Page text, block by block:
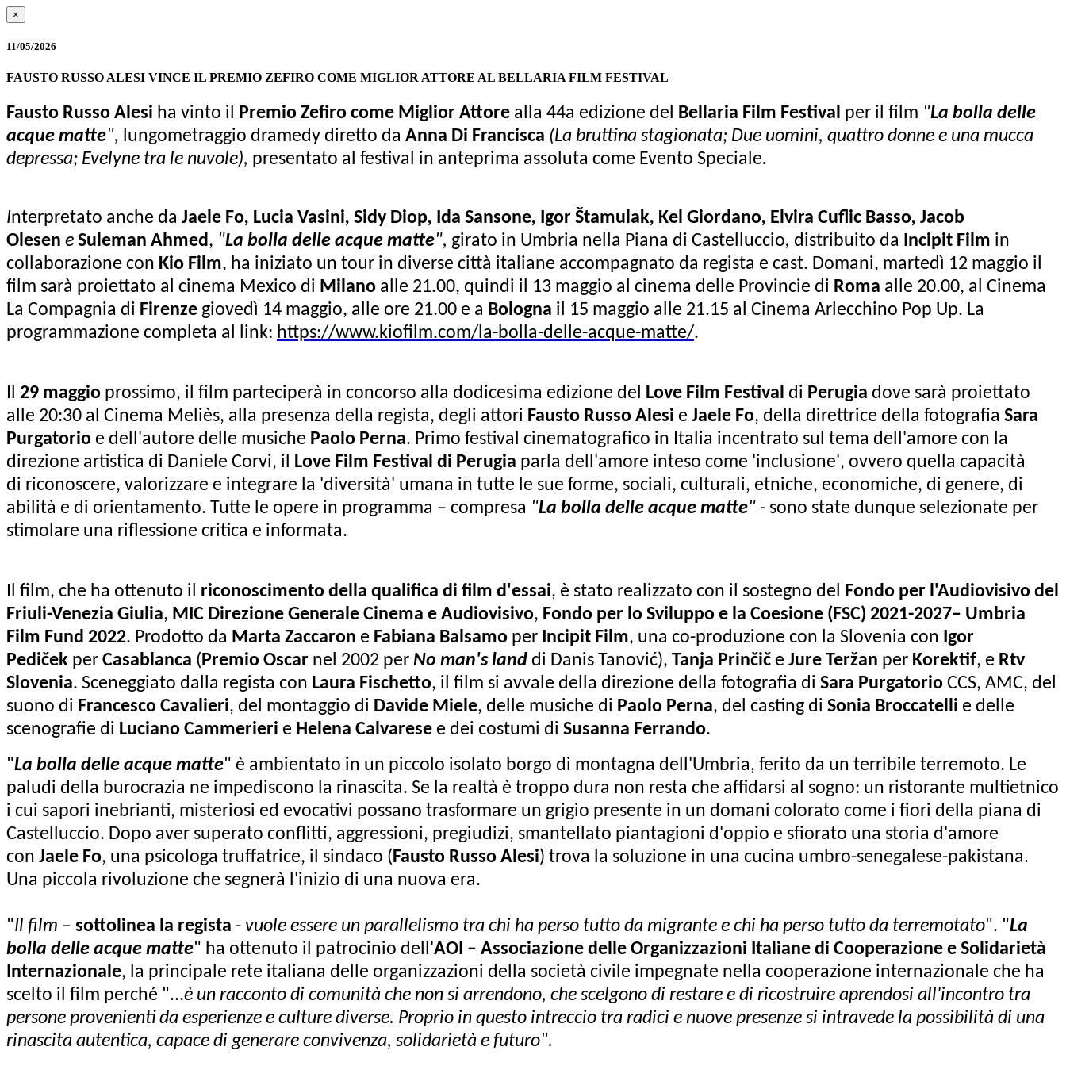
×
11/05/2026
FAUSTO RUSSO ALESI VINCE IL PREMIO ZEFIRO COME MIGLIOR ATTORE AL BELLARIA FILM FESTIVAL
Fausto Russo Alesi ha vinto il Premio Zefiro come Miglior Attore alla 44a edizione del Bellaria Film Festival per il film "La bolla delle
acque matte", lungometraggio dramedy diretto da Anna Di Francisca (La bruttina stagionata; Due uomini, quattro donne e una mucca
depressa; Evelyne tra le nuvole), presentato al festival in anteprima assoluta come Evento Speciale.
Interpretato anche da Jaele Fo, Lucia Vasini, Sidy Diop, Ida Sansone, Igor Štamulak, Kel Giordano, Elvira Cuflic Basso, Jacob
Olesen e Suleman Ahmed , "La bolla delle acque matte", girato in Umbria nella Piana di Castelluccio, distribuito da Incipit Film in
collaborazione con Kio Film, ha iniziato un tour in diverse città italiane accompagnato da regista e cast. Domani, martedì 12 maggio il
film sarà proiettato al cinema Mexico di Milano alle 21.00, quindi il 13 maggio al cinema delle Provincie di Roma alle 20.00, al Cinema
La Compagnia di Firenze giovedì 14 maggio, alle ore 21.00 e a Bologna il 15 maggio alle 21.15 al Cinema Arlecchino Pop Up. La
programmazione completa al link: https://www.kiofilm.com/la-bolla-delle-acque-matte/.
29 maggio prossimo, il film parteciperà in concorso alla dodicesima edizione del Love Film Festival di Perugia dove sarà proiettato
alle 20:30 al Cinema Meliès, alla presenza della regista, degli attori Fausto Russo Alesi e Jaele Fo, della direttrice della fotografia Sara
Purgatorio e dell'autore delle musiche Paolo Perna. Primo festival cinematografico in Italia incentrato sul tema dell'amore con la
direzione artistica di Daniele Corvi, il
Love Film Festival di Perugia parla dell'amore inteso come 'inclusione', ovvero quella capacità
di riconoscere, valorizzare e integrare la 'diversità' umana in tutte le sue forme, sociali, culturali, etniche, economiche, di genere, di
abilità e di orientamento. Tutte le opere in programma – compresa "La bolla delle acque matte" - sono state dunque selezionate per
stimolare una riflessione critica e informata.
Il film, che ha ottenuto il riconoscimento della qualifica di film d'essai, è stato realizzato con il sostegno del
Fondo per l'Audiovisivo del
Friuli-Venezia Giulia, MIC Direzione Generale Cinema e Audiovisivo, Fondo per lo Sviluppo e la Coesione (FSC) 2021-2027– Umbria
Film Fund 2022. Prodotto da Marta Zaccaron e Fabiana Balsamo per Incipit Film, una co-produzione con la Slovenia con Igor
Pediček per Casablanca ( Premio Oscar nel 2002 per No man's land di Danis Tanović), Tanja Prinčič e Jure Teržan per Korektif, e Rtv
Slovenia. Sceneggiato dalla regista con Laura Fischetto, il film si avvale della direzione della fotografia di Sara Purgatorio CCS, AMC, del
suono di Francesco Cavalieri, del montaggio di Davide Miele, delle musiche di Paolo Perna, del casting di Sonia Broccatelli e delle
scenografie di Luciano Cammerieri e Helena Calvarese e dei costumi di Susanna Ferrando.
"La bolla delle acque matte" è ambientato in un piccolo isolato borgo di montagna dell'Umbria, ferito da un terribile terremoto. Le
paludi della burocrazia ne impediscono la rinascita. Se la realtà è troppo dura non resta che affidarsi al sogno: un ristorante multietnico
i cui sapori inebrianti, misteriosi ed evocativi possano trasformare un grigio presente in un domani colorato come i fiori della piana di
Castelluccio. Dopo aver superato conflitti, aggressioni, pregiudizi, smantellato piantagioni d'oppio e sfiorato una storia d'amore
con Jaele Fo, una psicologa truffatrice, il sindaco ( Fausto Russo Alesi) trova la soluzione in una cucina umbro-senegalese-pakistana.
Una piccola rivoluzione che segnerà l'inizio di una nuova era.
"Il film – sottolinea la regista - vuole essere un parallelismo tra chi ha perso tutto da migrante e chi ha perso tutto da terremotato". "La
bolla delle acque matte" ha ottenuto il patrocinio dell'AOI – Associazione delle Organizzazioni Italiane di Cooperazione e Solidarietà
Internazionale, la principale rete italiana delle organizzazioni della società civile impegnate nella cooperazione internazionale che ha
scelto il film perché "...è un racconto di comunità che non si arrendono, che scelgono di restare e di ricostruire aprendosi all'incontro tra
persone provenienti da esperienze e culture diverse. Proprio in questo intreccio tra radici e nuove presenze si intravede la possibilità di una
rinascita autentica, capace di generare convivenza, solidarietà e futuro".